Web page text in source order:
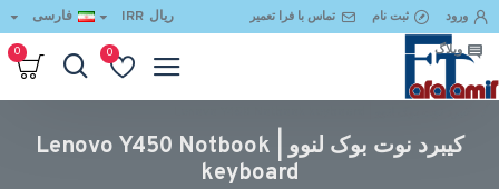
ورود ثبت نام تماس با فرا تعمیر
وبلاگ
ریال IRR فارسی
0
0
کیبرد نوت بوک لنوو | Lenovo Y450 Notbook
keyboard